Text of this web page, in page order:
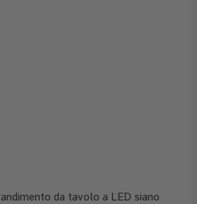
da tavolo a LED siano